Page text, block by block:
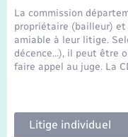
Transports
La commission
propriétaire (bailleur)
amiable à leur litige.
décence…), il peut être
faire appel au juge. La
Litige individuel